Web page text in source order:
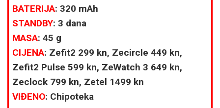
BATERIJA: 320 mAh
STANDBY: 3 dana
MASA: 45 g
CIJENA: Zefit2 299 kn, Zecircle 449 kn,
Zefit2 Pulse 599 kn, ZeWatch 3 649 kn,
Zeclock 799 kn, Zetel 1499 kn
VIĐENO: Chipoteka